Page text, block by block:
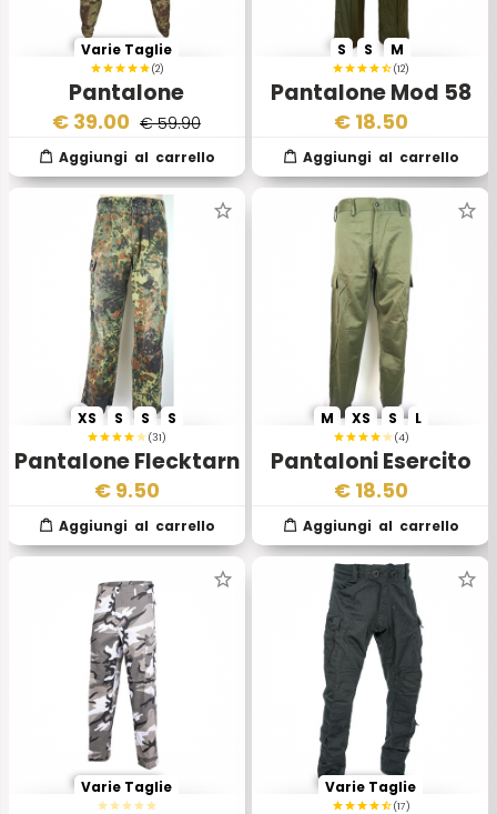
(2)
Pantalone
Operativo Algi CBT
Vegetato
Varie Taglie
€ 39.00 € 59.90
(12)
Pantalone Mod 58
Esercito Inglese
S S M
€ 18.50
(31)
Pantalone Flecktarn
2 Scelta
XS S S S
€ 9.50
(4)
Pantaloni Esercito
Italiano Verde Oliva
M XS S L
€ 18.50
Varie Taglie
(17)
Varie Taglie